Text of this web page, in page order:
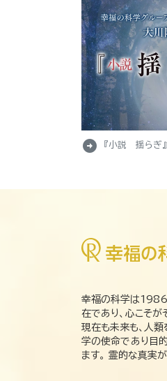
arrow_circle_right 『小説 揺らぎ
幸福の科学は1986
在であり、心こそ
現在も未来も、人
学の使命であり目
ます。 霊的な真実